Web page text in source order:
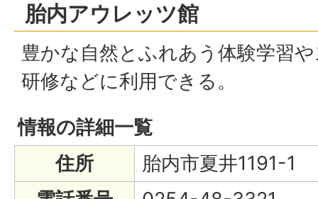
胎内アウレッツ館
豊かな自然とふれあう体験学習
研修などに利用できる。
情報の詳細一覧
住所
胎内市夏井1191-1